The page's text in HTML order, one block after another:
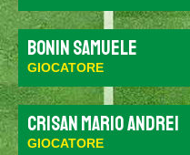
Bonin Samuele
GIOCATORE
Crisan Mario Andrei
GIOCATORE